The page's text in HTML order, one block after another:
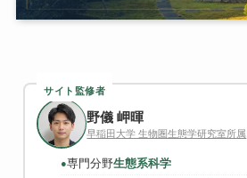
サイト監修者
野儀 岬暉
早稲田大学 生物圏生態学研究室所属
●専門分野生態系科学